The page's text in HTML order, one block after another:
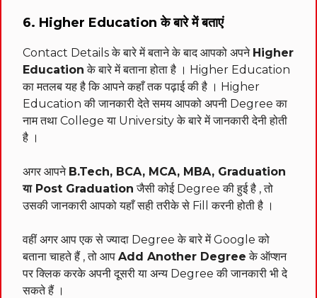
6. Higher Education के बारे में बताएं
Contact Details के बारे में बताने के बाद आपको अपने Higher
Education के बारे में बताना होता है । Higher Education
का मतलब यह है कि आपने कहाँ तक पढ़ाई की है । Higher
Education की जानकारी देते समय आपको अपनी Degree का
नाम तथा College या University के बारे में जानकारी देनी होती
है ।
अगर आपने B.Tech, BCA, MCA, MBA, Graduation
या Post Graduation जैसी कोई Degree की हुई है , तो
उसकी जानकारी आपको यहाँ सही तरीके से Fill करनी होती है ।
वहीं अगर आप एक से ज्यादा Degree के बारे में Google को
बताना चाहते हैं , तो आप Add Another Degree के ऑप्शन
पर क्लिक करके अपनी दूसरी या अन्य Degree की जानकारी भी दे
सकते हैं ।